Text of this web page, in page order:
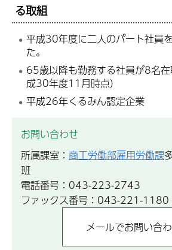
る取組
平成30年度に二人のパート社員
た。
65歳以降も勤務する社員が8名
成30年度11月時点）
平成26年くるみん認定企業
お問い合わせ
所属課室： 商工労働部雇用労働課
班
電話番号：043-223-2743
ファックス番号：043-221-1180